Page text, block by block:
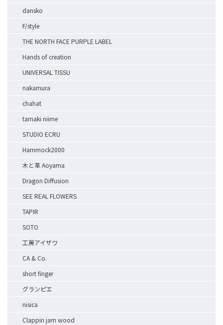
dansko
F/style
THE NORTH FACE PURPLE LABEL
Hands of creation
UNIVERSAL TISSU
nakamura
chahat
tamaki niime
STUDIO ECRU
Hammock2000
木と革 Aoyama
Dragon Diffusion
SEE REAL FLOWERS
TAPIR
SOTO
工房アイザワ
CA & Co.
short finger
グランピエ
nisica
Clappin jam wood